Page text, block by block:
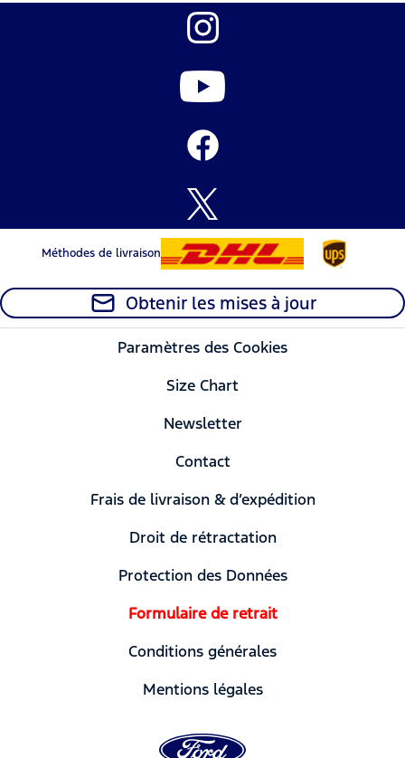
Méthodes de livraison
Obtenir les mises à jour
Paramètres des Cookies
Size Chart
Newsletter
Contact
Frais de livraison & d’expédition
Droit de rétractation
Protection des Données
Formulaire de retrait
Conditions générales
Mentions légales